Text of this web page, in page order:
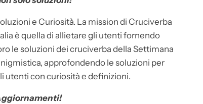
e Curiosità. La mission di Cruciverba
è quella di allietare gli utenti fornendo
le soluzioni dei cruciverba della Settimana
approfondendo le soluzioni per
utenti con curiosità e definizioni.